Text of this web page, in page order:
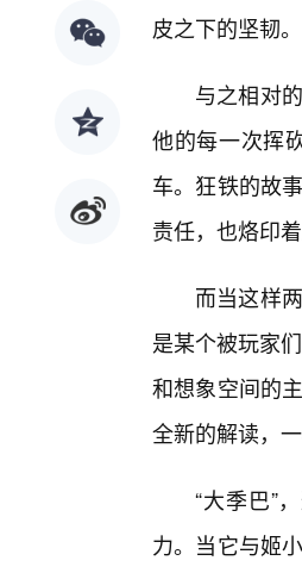
皮之下的坚韧。
与之相对
他的每一次挥
车。狂铁的故
责任，也烙印
而当这样
是某个被玩家
和想象空间的
全新的解读，
“大季巴”
力。当它与姬